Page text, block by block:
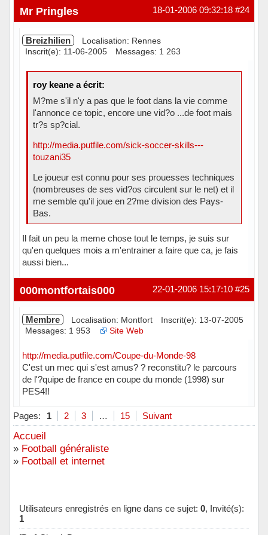
#24
18-01-2006 09:32:18
Mr Pringles
Breizhilien
Localisation: Rennes
Inscrit(e): 11-06-2005
Messages: 1 263
roy keane a écrit:
M?me s'il n'y a pas que le foot dans la vie comme
l'annonce ce topic, encore une vid?o ...de foot mais
tr?s sp?cial.
http://media.putfile.com/sick-soccer-skills---
touzani35
Le joueur est connu pour ses prouesses techniques
(nombreuses de ses vid?os circulent sur le net) et il
me semble qu'il joue en 2?me division des Pays-
Bas.
Il fait un peu la meme chose tout le temps, je suis sur
qu'en quelques mois a m'entrainer a faire que ca, je fais
aussi bien...
Hors ligne #25
22-01-2006 15:17:10
000montfortais000
Membre Localisation: Montfort
Inscrit(e): 13-07-2005
Messages: 1 953
Site Web
http://media.putfile.com/Coupe-du-Monde-98
C'est un mec qui s'est amus? ? reconstitu? le parcours
de l'?quipe de france en coupe du monde (1998) sur
PES4!!
Hors ligne
Pages: 1 2 3 … 15 Suivant
Accueil
» Football généraliste
» Football et internet
Utilisateurs enregistrés en ligne dans ce sujet: 0, Invité(s):
1